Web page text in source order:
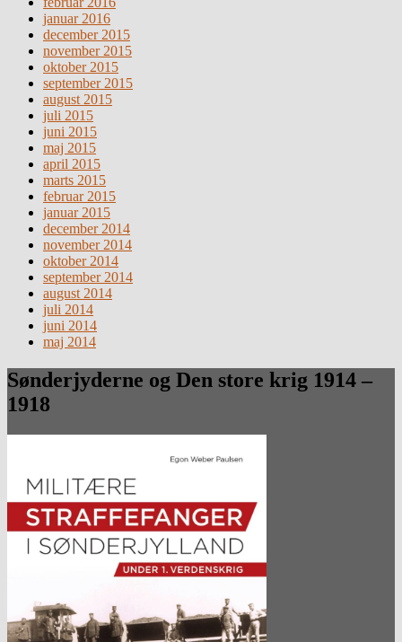
januar 2016
december 2015
november 2015
oktober 2015
september 2015
august 2015
juli 2015
juni 2015
maj 2015
april 2015
marts 2015
februar 2015
januar 2015
december 2014
november 2014
oktober 2014
september 2014
august 2014
juli 2014
juni 2014
maj 2014
Sønderjyderne og Den store krig 1914 –
1918